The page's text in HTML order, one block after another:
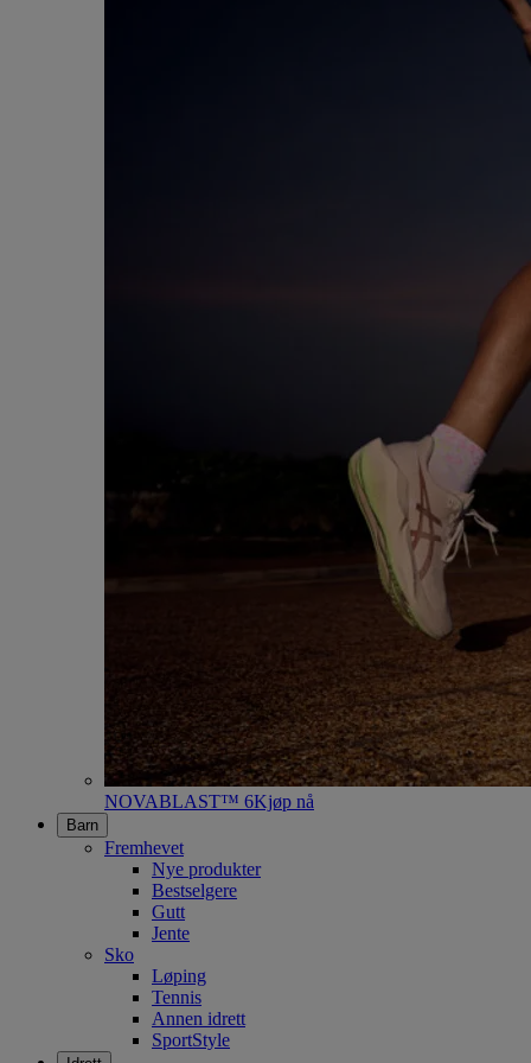
NOVABLAST™ 6Kjøp nå
Barn
Fremhevet
Nye produkter
Bestselgere
Gutt
Jente
Sko
Løping
Tennis
Annen idrett
SportStyle